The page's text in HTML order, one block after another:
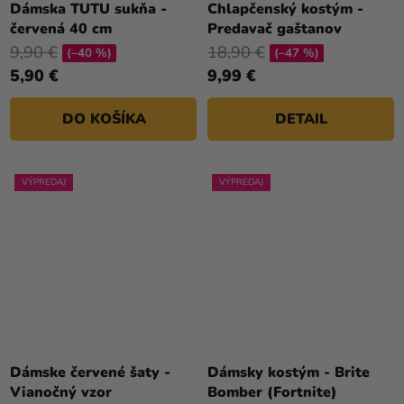
Dámska TUTU sukňa -
červená 40 cm
5,90 €
9,90 € (–40 %)
DO KOŠÍKA
Chlapčenský kostým -
Predavač gaštanov
9,99 €
18,90 € (–47 %)
DETAIL
VÝPREDAJ
Dámske červené šaty -
Vianočný vzor
VÝPREDAJ
Dámsky kostým - Brite
Bomber (Fortnite)
hodnotenie
produktu